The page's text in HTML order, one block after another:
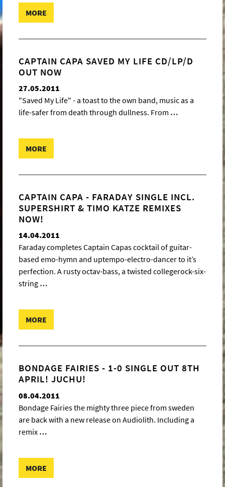
MORE
CAPTAIN CAPA SAVED MY LIFE CD/LP/D
OUT NOW
27.05.2011
"Saved My Life" - a toast to the own band, music as a
life-safer from death through dullness. From …
MORE
CAPTAIN CAPA - FARADAY SINGLE INCL.
SUPERSHIRT & TIMO KATZE REMIXES
NOW!
14.04.2011
Faraday completes Captain Capas cocktail of guitar-
based emo-hymn and uptempo-electro-dancer to it’s
perfection. A rusty octav-bass, a twisted collegerock-six-
string …
MORE
BONDAGE FAIRIES - 1-0 SINGLE OUT 8TH
APRIL! JUCHU!
08.04.2011
Bondage Fairies the mighty three piece from sweden
are back with a new release on Audiolith. Including a
remix …
MORE